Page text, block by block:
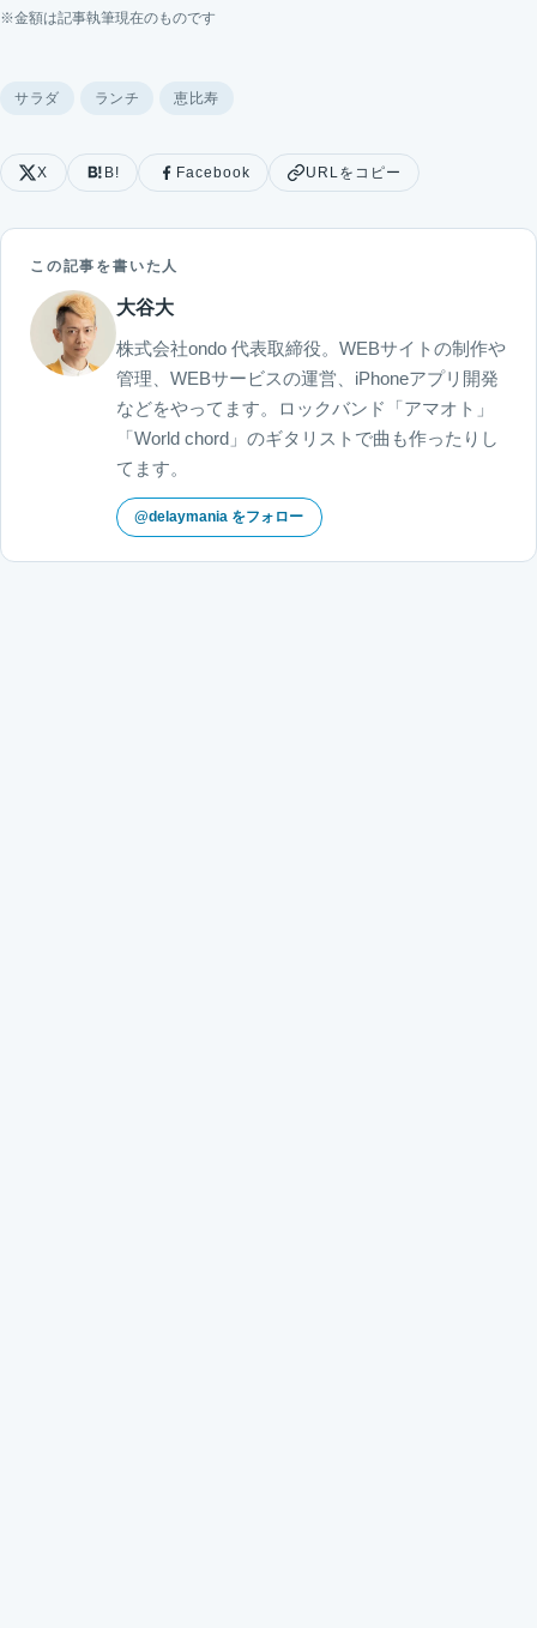
※金額は記事執筆現在のものです
サラダ ランチ 恵比寿
X B! Facebook URLをコピー
この記事を書いた人
大谷大
株式会社ondo 代表取締役。WEBサイトの制作や
管理、WEBサービスの運営、iPhoneアプリ開発
などをやってます。ロックバンド「アマオト」
「World chord」のギタリストで曲も作ったりし
てます。
@delaymania をフォロー